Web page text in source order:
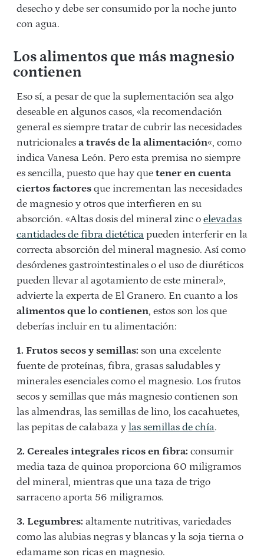
desecho y debe ser consumido por la noche junto
con agua.
Los alimentos que más magnesio
contienen
Eso sí, a pesar de que la suplementación sea algo
deseable en algunos casos, «la recomendación
general es siempre tratar de cubrir las necesidades
nutricionales a través de la alimentación«, como
indica Vanesa León. Pero esta premisa no siempre
es sencilla, puesto que hay que tener en cuenta
ciertos factores que incrementan las necesidades
de magnesio y otros que interfieren en su
absorción. «Altas dosis del mineral zinc o elevadas
cantidades de fibra dietética pueden interferir en la
correcta absorción del mineral magnesio. Así como
desórdenes gastrointestinales o el uso de diuréticos
pueden llevar al agotamiento de este mineral»,
advierte la experta de El Granero. En cuanto a los
alimentos que lo contienen, estos son los que
deberías incluir en tu alimentación:
1. Frutos secos y semillas: son una excelente
fuente de proteínas, fibra, grasas saludables y
minerales esenciales como el magnesio. Los frutos
secos y semillas que más magnesio contienen son
las almendras, las semillas de lino, los cacahuetes,
las pepitas de calabaza y las semillas de chía.
2. Cereales integrales ricos en fibra: consumir
media taza de quinoa proporciona 60 miligramos
del mineral, mientras que una taza de trigo
sarraceno aporta 56 miligramos.
3. Legumbres: altamente nutritivas, variedades
como las alubias negras y blancas y la soja tierna o
edamame son ricas en magnesio.